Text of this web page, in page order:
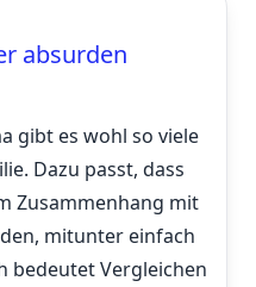
absurden
gibt es wohl so viele
Dazu passt, dass
Zusammenhang mit
mitunter einfach
bedeutet Vergleichen